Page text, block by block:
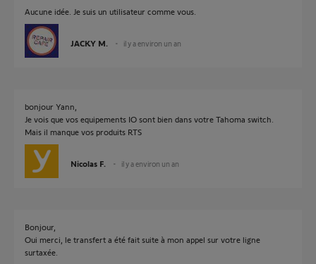
Aucune idée. Je suis un utilisateur comme vous.
JACKY M. il y a environ un an
bonjour Yann,
Je vois que vos equipements IO sont bien dans votre Tahoma switch.
Mais il manque vos produits RTS
Nicolas F. il y a environ un an
Bonjour,
Oui merci, le transfert a été fait suite à mon appel sur votre ligne
surtaxée.